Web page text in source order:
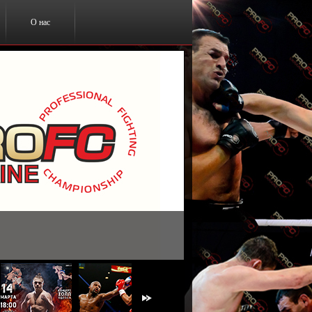
О нас